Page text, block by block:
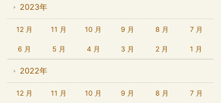
2023年
12 月 11 月 10 月 9 月 8 月 7 月
6 月 5 月 4 月 3 月 2 月 1 月
2022年
12 月 11 月 10 月 9 月 8 月 7 月